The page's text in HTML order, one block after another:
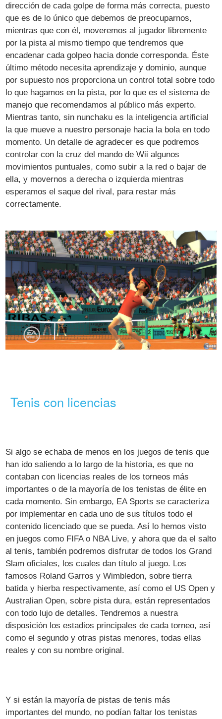
dirección de cada golpe de forma más correcta, puesto
que es de lo único que debemos de preocuparnos,
mientras que con él, moveremos al jugador libremente
por la pista al mismo tiempo que tendremos que
encadenar cada golpeo hacia donde corresponda. Éste
último método necesita aprendizaje y dominio, aunque
por supuesto nos proporciona un control total sobre todo
lo que hagamos en la pista, por lo que es el sistema de
manejo que recomendamos al público más experto.
Mientras tanto, sin nunchaku es la inteligencia artificial
la que mueve a nuestro personaje hacia la bola en todo
momento. Un detalle de agradecer es que podremos
controlar con la cruz del mando de Wii algunos
movimientos puntuales, como subir a la red o bajar de
ella, y movernos a derecha o izquierda mientras
esperamos el saque del rival, para restar más
correctamente.
Tenis con licencias
Si algo se echaba de menos en los juegos de tenis que
han ido saliendo a lo largo de la historia, es que no
contaban con licencias reales de los torneos más
importantes o de la mayoría de los tenistas de élite en
cada momento. Sin embargo, EA Sports se caracteriza
por implementar en cada uno de sus títulos todo el
contenido licenciado que se pueda. Así lo hemos visto
en juegos como FIFA o NBA Live, y ahora que da el salto
al tenis, también podremos disfrutar de todos los Grand
Slam oficiales, los cuales dan título al juego. Los
famosos Roland Garros y Wimbledon, sobre tierra
batida y hierba respectivamente, así como el US Open y
Australian Open, sobre pista dura, están representados
con todo lujo de detalles. Tendremos a nuestra
disposición los estadios principales de cada torneo, así
como el segundo y otras pistas menores, todas ellas
reales y con su nombre original.
Y si están la mayoría de pistas de tenis más
importantes del mundo, no podían faltar los tenistas